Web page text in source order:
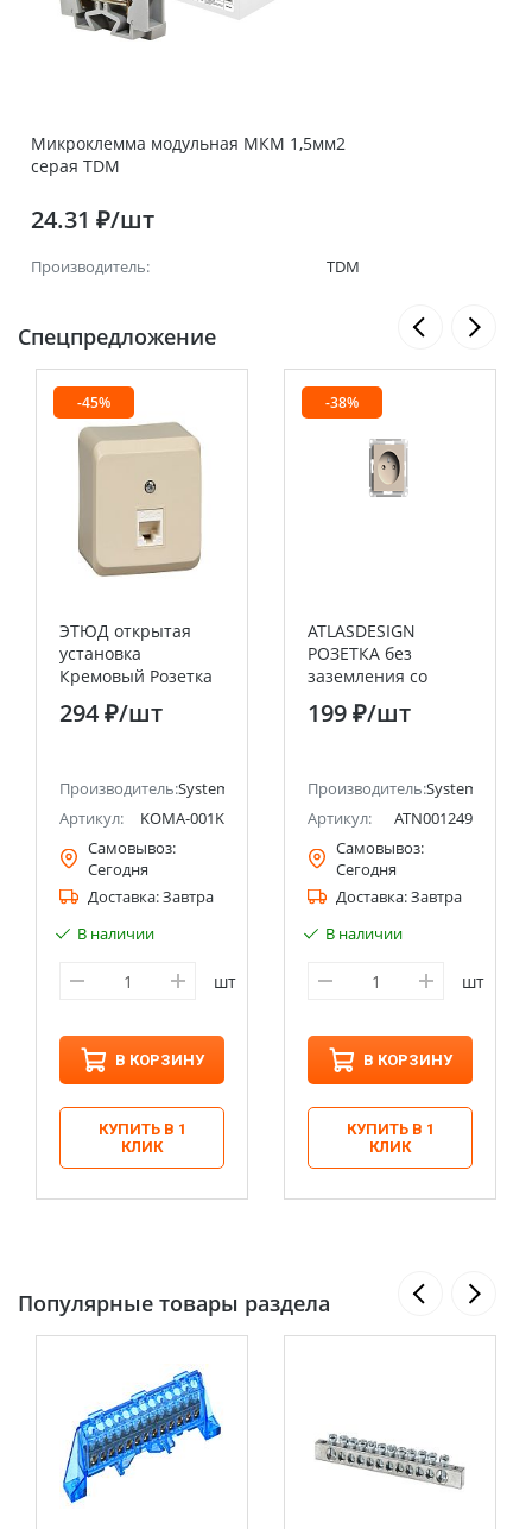
Микроклемма модульная МКМ 1,5мм2
серая TDM
24.31 ₽/шт
Производитель: TDM
Спецпредложение
(ранее Schneider Electric)
-45%
ЭТЮД открытая
установка
Кремовый Розетка
компьютерная RJ45
кат.5E Systeme
294 ₽/шт
Производитель:Systeme Electric (ранее Schneider Electric)
Артикул:
KOMA-001K
Самовывоз:
Сегодня
Доставка:Завтра
В наличии
шт
В КОРЗИНУ
КУПИТЬ В 1
КЛИК
-38%
ATLASDESIGN
РОЗЕТКА без
заземления со
шторками, 16А,
механизм,
(Schneider Electric)
199 ₽/шт
Производитель:Systeme
Артикул:
ATN001249
Самовывоз:
Сегодня
Доставка:Завтра
В наличии
шт
В КОРЗИНУ
КУПИТЬ В 1
КЛИК
Популярные товары раздела